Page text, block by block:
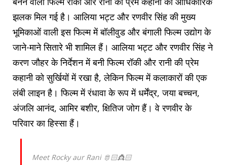
झलक मिल गई है। आलिया भट्ट और रणवीर सिंह की मुख्य
भूमिकाओं वाली इस फिल्म में बॉलीवुड और बंगाली फिल्म उद्योग के
जाने-माने सितारे भी शामिल हैं। आलिया भट्ट और रणवीर सिंह ने
करण जौहर के निर्देशन में बनी फिल्म रॉकी और रानी की प्रेम
कहानी को सुर्खियों में रखा है, लेकिन फिल्म में कलाकारों की एक
लंबी लाइन है। फिल्म में रंधावा के रूप में धर्मेंद्र, जया बच्चन,
अंजलि आनंद, आमिर बशीर, क्षितिज जोग हैं। वे रणवीर के
परिवार का हिस्सा हैं।
Meet Rocky aur Rani 🫅🏻👸🏻